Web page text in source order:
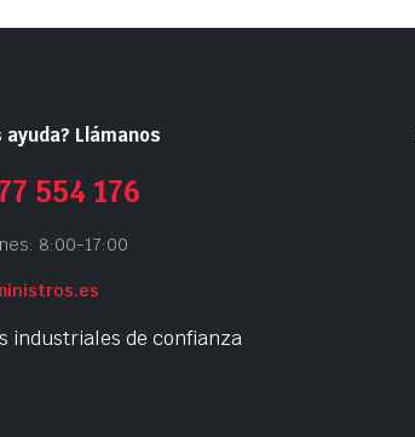
Llámanos
554 176
8:00-17:00
industriales de confianza